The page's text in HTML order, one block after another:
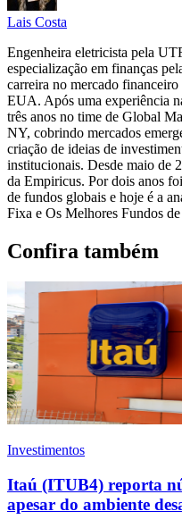
Lais Costa
Engenheira eletricista pela
especialização em finanças
carreira no mercado
EUA. Após uma experiência
três anos no time de Global
NY, cobrindo mercados
criação de ideias de
institucionais. Desde maio de
da Empiricus. Por dois anos
de fundos globais e hoje é a
Fixa e Os Melhores Fundos
Confira também
Investimentos
Itaú (ITUB4) reporta
apesar do ambiente